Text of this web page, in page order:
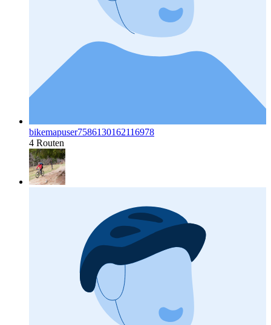
bikemapuser7586130162116978
4 Routen